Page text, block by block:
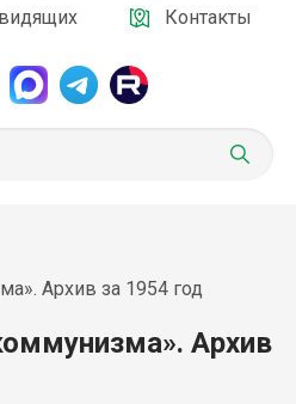
Контакты
Архив за 1954 год
Архив